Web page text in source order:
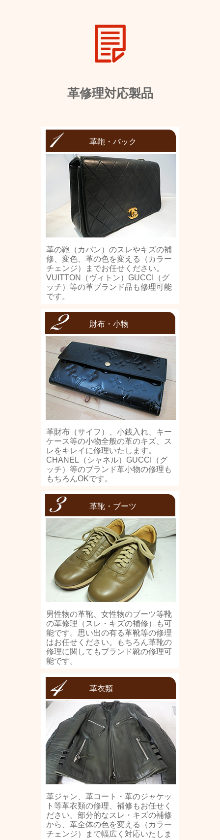
革修理対応製品
革鞄・バック
革の鞄（カバン）のスレやキズの補
修、変色、革の色を変える（カラー
チェンジ）までお任せください。
VUITTON（ヴィトン）GUCCI（グ
ッチ）等の革ブランド品も修理可能
です。
財布・小物
革財布（サイフ）、小銭入れ、キー
ケース等の小物全般の革のキズ、ス
レをキレイに修理いたします。
CHANEL（シャネル）GUCCI（グ
ッチ）等のブランド革小物の修理も
もちろんOKです。
革靴・ブーツ
男性物の革靴、女性物のブーツ等靴
の革修理（スレ・キズの補修）も可
能です。思い出の有る革靴等の修理
はお任せください。もちろん革靴の
修理に関してもブランド靴の修理可
能です。
革衣類
革ジャン、革コート・革のジャケッ
ト等革衣類の修理、補修もお任せく
ださい。部分的なスレ・キズの補修
から、革全体の色を変える（カラー
チェンジ）まで幅広く対応いたしま